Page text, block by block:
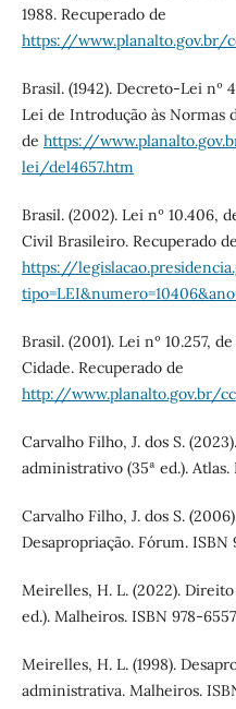
1988. Recuperado de
https://www.planalto.gov.br/
Brasil. (1942). Decreto-Lei nº
Lei de Introdução às Normas
de https://
lei/del4657.htm
Brasil. (2002). Lei nº 10.406,
Civil Brasileiro. Recuperado de
https://
Brasil. (2001). Lei nº 10.257,
Cidade. Recuperado de
http://www.planalto.gov.br/
Carvalho Filho, J. dos S.
administrativo (35ª ed.). Atlas.
Carvalho Filho, J. dos S.
Desapropriação. Fórum. ISBN
Meirelles, H. L. (2022).
ed.). Malheiros. ISBN 978-
Meirelles, H. L. (1998).
administrativa. Malheiros.